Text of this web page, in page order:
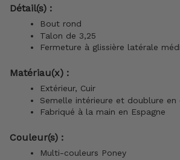
Détail(s) :
Bout rond
Talon de 3,25
Fermeture à glissière latérale
Matériau(x) :
Extérieur, Cuir
Semelle intérieure et doublure en
Fabriqué à la main en Espagne
Couleur(s) :
Multi-couleurs Poney